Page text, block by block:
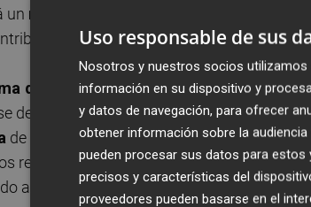
un mayor control de parámetros críticos
a reforzar la calidad y
de tratamiento de aguaconstituye
destinarán50.000 euros a la
de la planta. Esta actuación permitirá
residuos generados y mejorar la calidad
así el compromiso medioambiental y la
Uso responsable de sus
Nosotros y nuestros socios utilizamos
información en su dispositivo y
y datos de navegación, para ofrecer
obtener información sobre la
pueden procesar sus datos para
precisos y características del
proveedores pueden basarse en el